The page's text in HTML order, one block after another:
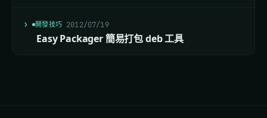
2012/07/19
開發技巧
Easy Packager 簡易打包 deb 工具